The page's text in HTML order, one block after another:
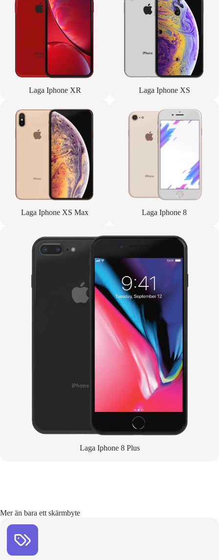
Laga Iphone XR Laga Iphone XS
Laga Iphone XS Max Laga Iphone 8
Laga Iphone 8 Plus
Mer än bara ett skärmbyte